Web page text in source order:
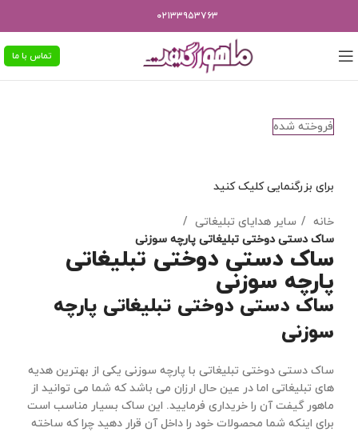
۰۲۱۳۳۹۵۳۷۶۳
تماس با ما
فروخته شده
برای بزرگنمایی کلیک کنید
خانه
سایر هدایای تبلیغاتی
ساک دستی دوختی تبلیغاتی پارچه سوزنی
ساک دستی دوختی تبلیغاتی
پارچه سوزنی
ساک دستی دوختی تبلیغاتی پارچه
سوزنی
ساک دستی دوختی تبلیغاتی با پارچه سوزنی یکی از بهترین هدیه
های تبلیغاتی اما در عین حال ارزان می باشد که شما می توانید از
ماهور گیفت آن را خریداری فرمایید. این ساک بسیار مناسب است
برای اینکه شما محصولات خود را داخل آن قرار دهید چرا که ساخته